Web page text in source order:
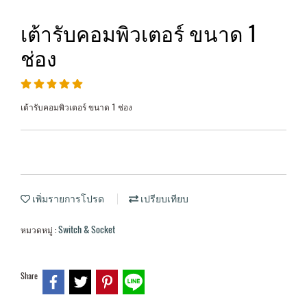
เต้ารับคอมพิวเตอร์ ขนาด 1
ช่อง
เต้ารับคอมพิวเตอร์ ขนาด 1 ช่อง
เพิ่มรายการโปรด เปรียบเทียบ
หมวดหมู่ :Switch & Socket
Share